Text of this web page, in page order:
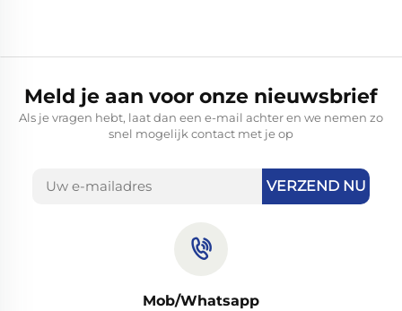
Meld je aan voor onze nieuwsbrief
Als je vragen hebt, laat dan een e-mail achter en we nemen zo
snel mogelijk contact met je op
VERZEND NU
Mob/Whatsapp